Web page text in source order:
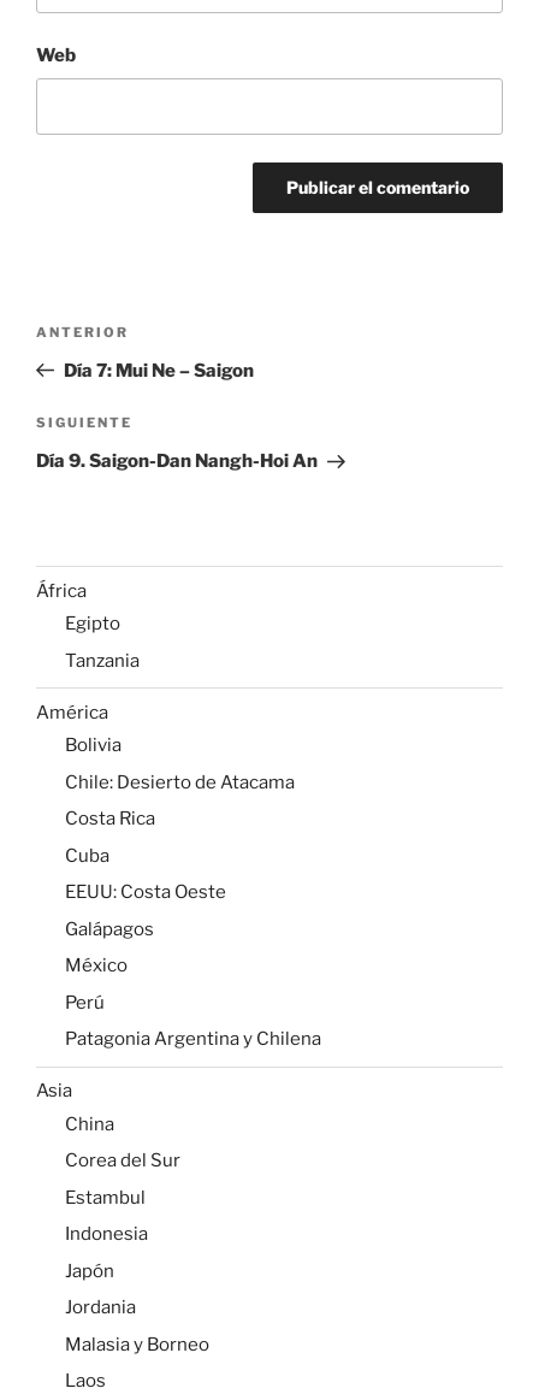
Web
entradas
Entrada
anterior:
ANTERIOR
Día 7: Mui Ne – Saigon
Siguiente
entrada
SIGUIENTE
Día 9. Saigon-Dan Nangh-Hoi An
África
Egipto
Tanzania
América
Bolivia
Chile: Desierto de Atacama
Costa Rica
Cuba
EEUU: Costa Oeste
Galápagos
México
Perú
Patagonia Argentina y Chilena
Asia
China
Corea del Sur
Estambul
Indonesia
Japón
Jordania
Malasia y Borneo
Laos